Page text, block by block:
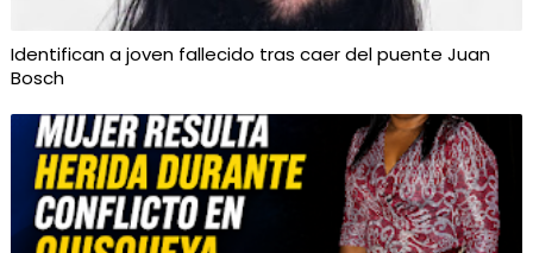
Identifican a joven fallecido tras caer del puente Juan
Bosch